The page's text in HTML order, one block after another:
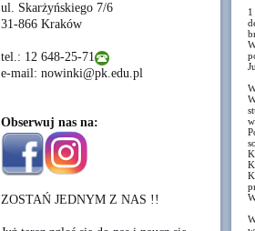
ul. Skarżyńskiego 7/6
31-866 Kraków
tel.: 12 648-25-71
e-mail: nowinki@pk.edu.pl
Obserwuj nas na:
ZOSTAŃ JEDNYM Z NAS !!